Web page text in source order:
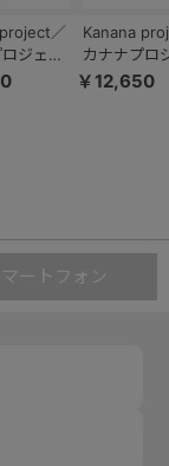
／
ジェク
ュック
Kanana
カナナプロ
ト PJ16-
￥12,650
マートフォン